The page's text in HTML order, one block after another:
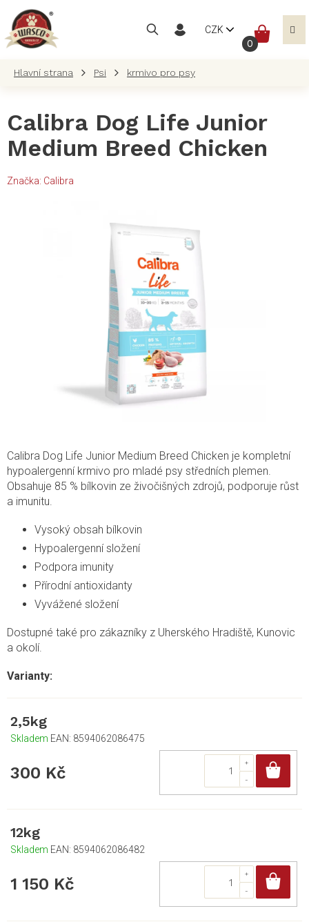
obsah
CZK
Psi krmivo pro psy
Calibra Dog Life Junior
Medium Breed Chicken
Značka: Calibra
Calibra Dog Life Junior Medium Breed Chicken je kompletní
hypoalergenní krmivo pro mladé psy středních plemen.
Obsahuje 85 % bílkovin ze živočišných zdrojů, podporuje růst
a imunitu.
Vysoký obsah bílkovin
Hypoalergenní složení
Podpora imunity
Přírodní antioxidanty
Vyvážené složení
Dostupné také pro zákazníky z Uherského Hradiště, Kunovic
a okolí.
2,5kg
Skladem EAN: 8594062086475
300 Kč
12kg
Skladem EAN: 8594062086482
1 150 Kč